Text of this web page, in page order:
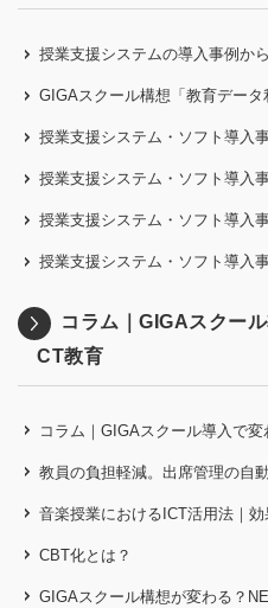
授業支援システムの導入事例か
GIGAスクール構想「教育デー
授業支援システム・ソフト導入
授業支援システム・ソフト導入
授業支援システム・ソフト導入
授業支援システム・ソフト導入
コラム｜GIGAスクー
CT教育
コラム｜GIGAスクール導入で
教員の負担軽減。出席管理の自
音楽授業におけるICT活用法｜
CBT化とは？
GIGAスクール構想が変わる？